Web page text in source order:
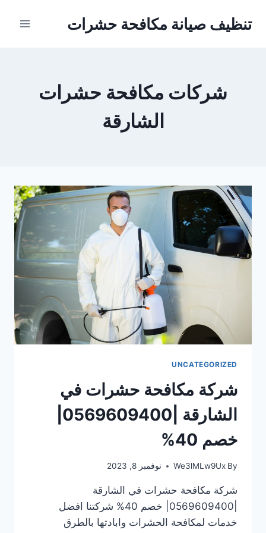
تنظيف صيانة مكافحة حشرات
شركات مكافحة حشرات
الشارقة
UNCATEGORIZED
شركة مكافحة حشرات في
خصم 40%
By
We3lMLw9Ux نوفمبر 8, 2023
شركة مكافحة حشرات في الشارقة
|0569609400| خصم 40% شركتنا افضل
خدمات لمكافحة الحشرات وابادتها بالطرق